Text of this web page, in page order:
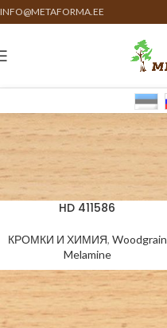
INFO@METAFORMA.EE
HD 411586
КРОМКИ И ХИМИЯ, Woodgrain
Melamine